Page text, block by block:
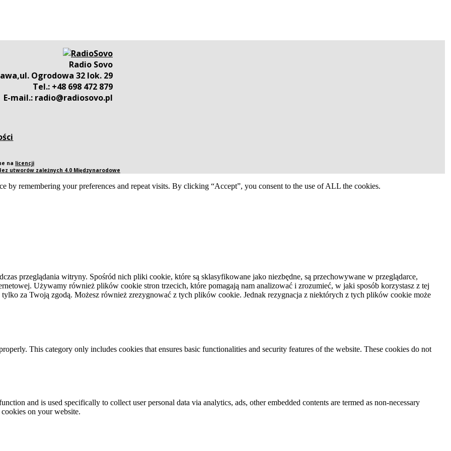
Radio Sovo
Ogrodowa 32 lok. 29
Tel.: +48 698 472 879
E-mail.: radio@radiosovo.pl
na licencji
utworów zależnych 4.0 Międzynarodowe
by remembering your preferences and repeat visits. By clicking “Accept”, you consent to the use of ALL the cookies.
przeglądania witryny. Spośród nich pliki cookie, które są sklasyfikowane jako niezbędne, są przechowywane w przeglądarce,
Używamy również plików cookie stron trzecich, które pomagają nam analizować i zrozumieć, w jaki sposób korzystasz z tej
za Twoją zgodą. Możesz również zrezygnować z tych plików cookie. Jednak rezygnacja z niektórych z tych plików cookie może
This category only includes cookies that ensures basic functionalities and security features of the website. These cookies do not
and is used specifically to collect user personal data via analytics, ads, other embedded contents are termed as non-necessary
on your website.